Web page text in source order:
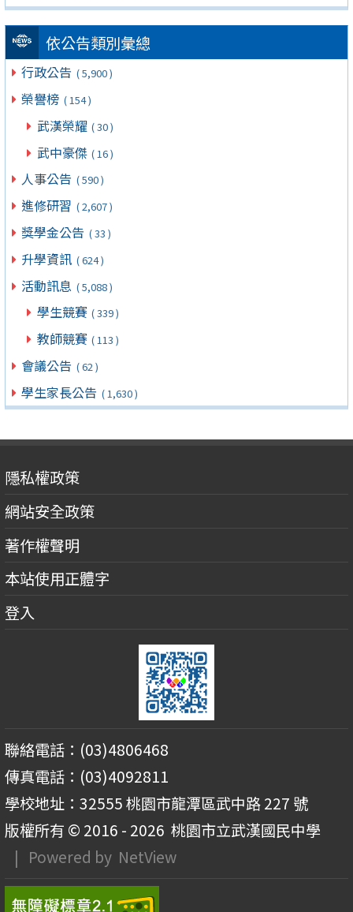
依公告類別彙總
行政公告 ( 5,900 )
榮譽榜 ( 154 )
武漢榮耀 ( 30 )
武中豪傑 ( 16 )
人事公告 ( 590 )
進修研習 ( 2,607 )
獎學金公告 ( 33 )
升學資訊 ( 624 )
活動訊息 ( 5,088 )
學生競賽 ( 339 )
教師競賽 ( 113 )
會議公告 ( 62 )
學生家長公告 ( 1,630 )
隱私權政策
網站安全政策
著作權聲明
本站使用正體字
登入
聯絡電話：(03)4806468
傳真電話：(03)4092811
學校地址：32555 桃園市龍潭區武中路 227 號
版權所有 © 2016 - 2026 桃園市立武漢國民中學
| Powered by NetView